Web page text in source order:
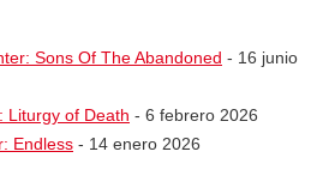
Sons Of The Abandoned - 16 junio
Liturgy of Death - 6 febrero 2026
Endless - 14 enero 2026